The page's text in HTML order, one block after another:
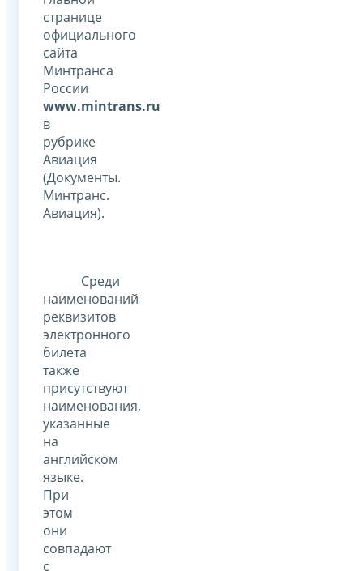
странице
официального
сайта
Минтранса
России
www.mintrans.ru
в
рубрике
Авиация
(Документы.
Минтранс.
Авиация).
Среди
наименований
реквизитов
электронного
билета
также
присутствуют
наименования,
указанные
на
английском
языке.
При
этом
они
совпадают
с